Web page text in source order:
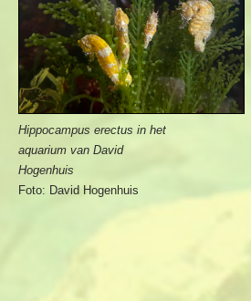
Hippocampus erectus in het
aquarium van David
Hogenhuis
Foto: David Hogenhuis